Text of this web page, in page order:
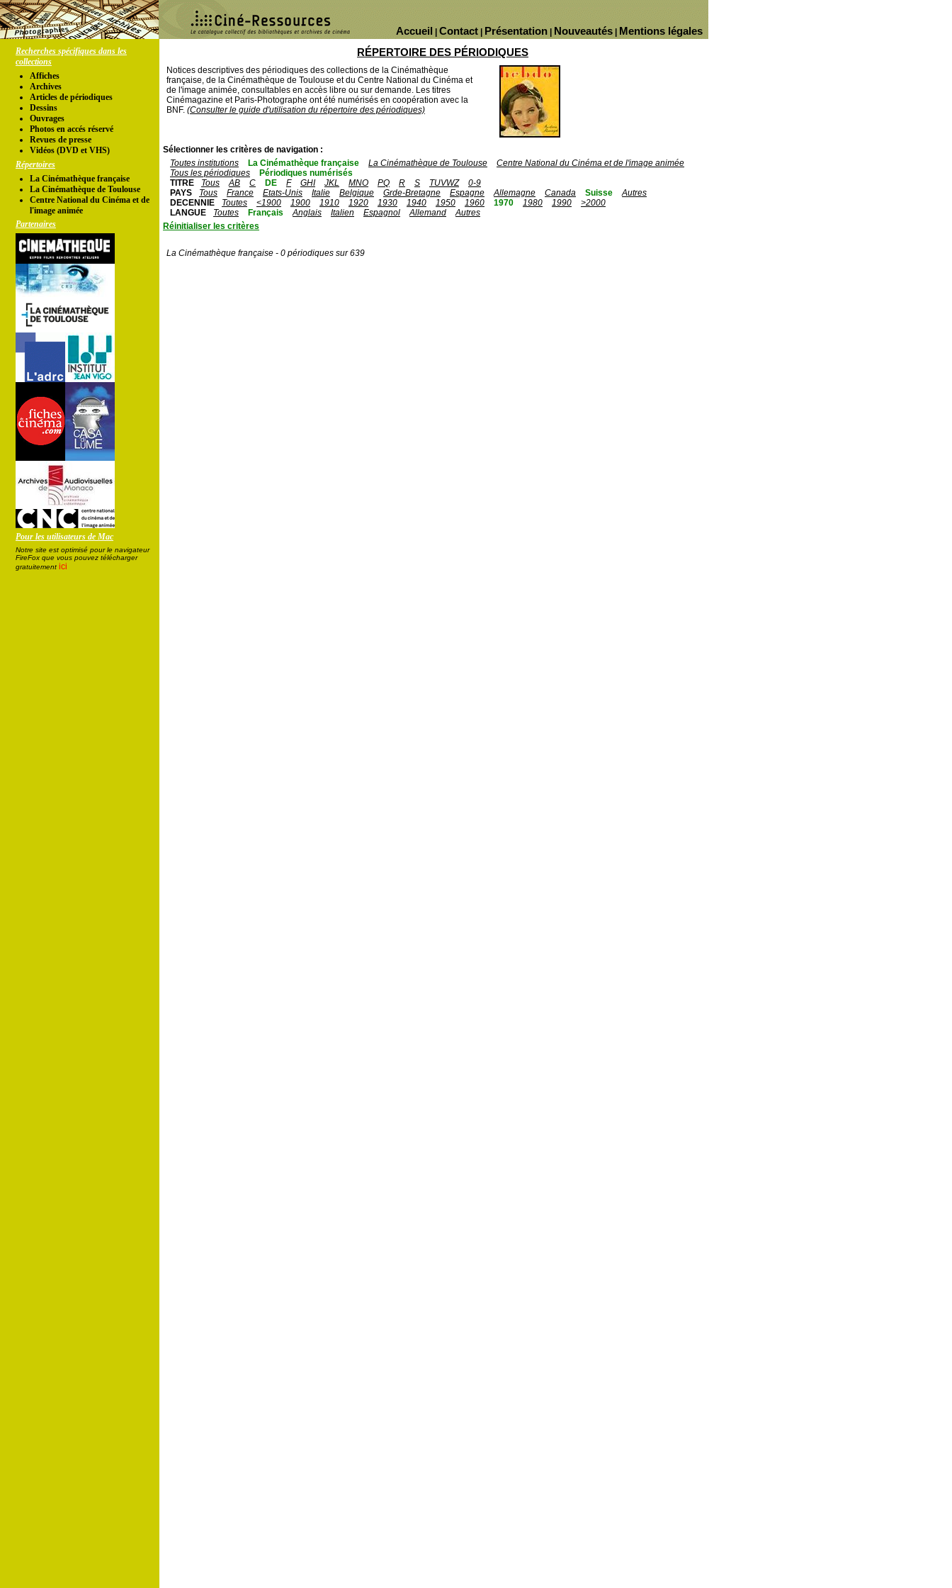
Mentions légales
Nouveautés
Présentation
Contact
Accueil
Recherches spécifiques dans les
collections
Affiches
Archives
Articles de périodiques
Dessins
Ouvrages
Photos en accés réservé
Revues de presse
Vidéos (DVD et VHS)
Répertoires
La Cinémathèque française
La Cinémathèque de Toulouse
Centre National du Cinéma et de
l'image animée
Partenaires
Pour les utilisateurs de Mac
Notre site est optimisé pour le navigateur
FireFox que vous pouvez télécharger
gratuitement ici
RÉPERTOIRE DES PÉRIODIQUES
Notices descriptives des périodiques des collections de la Cinémathèque
française, de la Cinémathèque de Toulouse et du Centre National du Cinéma et
de l'image animée, consultables en accès libre ou sur demande. Les titres
Cinémagazine et Paris-Photographe ont été numérisés en coopération avec la
BNF. (Consulter le guide d'utilisation du répertoire des périodiques)
Sélectionner les critères de navigation :
Toutes institutions
La Cinémathèque française La Cinémathèque de Toulouse
Centre National du Cinéma et de l'image animée
Tous les périodiques
Périodiques numérisés
TITRE
Tous AB C DE F GHI JKL MNO PQ R S TUVWZ
0-9
PAYS
Tous France Etats-Unis Italie Belgique Grde-Bretagne Espagne Allemagne Canada Suisse
Autres
DECENNIE
Toutes <1900 1900 1910 1920 1930 1940 1950 1960 1970 1980 1990
>2000
LANGUE
Toutes Français Anglais Italien Espagnol Allemand
Autres
Réinitialiser les critères
La Cinémathèque française - 0 périodiques sur 639